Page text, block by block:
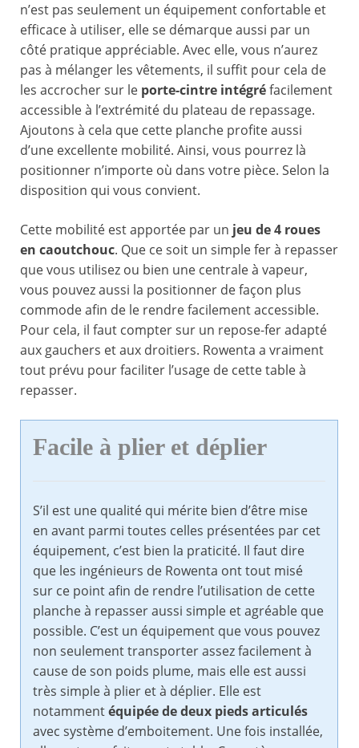
n’est pas seulement un équipement confortable et
efficace à utiliser, elle se démarque aussi par un
côté pratique appréciable. Avec elle, vous n’aurez
pas à mélanger les vêtements, il suffit pour cela de
les accrocher sur le porte-cintre intégréfacilement
accessible à l’extrémité du plateau de repassage.
Ajoutons à cela que cette planche profite aussi
d’une excellente mobilité. Ainsi, vous pourrez là
positionner n’importe où dans votre pièce. Selon la
disposition qui vous convient.
Cette mobilité est apportée par un jeu de 4 roues
en caoutchouc. Que ce soit un simple fer à repasser
que vous utilisez ou bien une centrale à vapeur,
vous pouvez aussi la positionner de façon plus
commode afin de le rendre facilement accessible.
Pour cela, il faut compter sur un repose-fer adapté
aux gauchers et aux droitiers. Rowenta a vraiment
tout prévu pour faciliter l’usage de cette table à
repasser.
Facile à plier et déplier
S’il est une qualité qui mérite bien d’être mise
en avant parmi toutes celles présentées par cet
équipement, c’est bien la praticité. Il faut dire
que les ingénieurs de Rowenta ont tout misé
sur ce point afin de rendre l’utilisation de cette
planche à repasser aussi simple et agréable que
possible. C’est un équipement que vous pouvez
non seulement transporter assez facilement à
cause de son poids plume, mais elle est aussi
très simple à plier et à déplier. Elle est
notammentéquipée de deux pieds articulés
avec système d’emboitement. Une fois installée,